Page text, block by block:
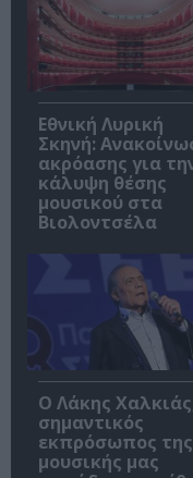
Εθνική Λυρική
Σκηνή:
ακρόασης για
κάλυψη θέσης
μουσικού στα
Βιολοντσέλα
Ο Λάκης
σημαντικός
εκπρόσωπος της
μουσικής μας